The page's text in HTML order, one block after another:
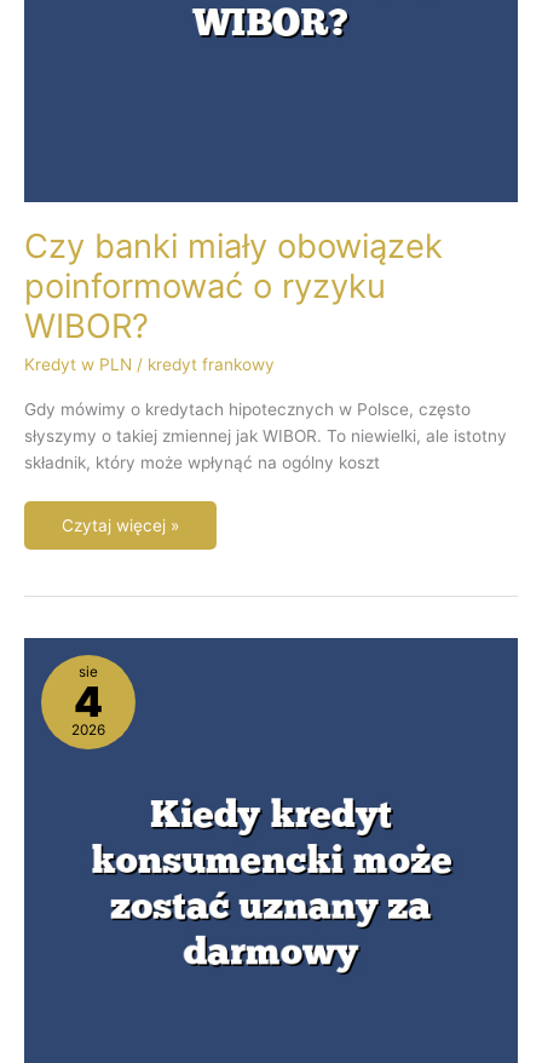
Czy banki miały obowiązek
poinformować o ryzyku
WIBOR?
Kredyt w PLN / kredyt frankowy
Gdy mówimy o kredytach hipotecznych w Polsce, często
słyszymy o takiej zmiennej jak WIBOR. To niewielki, ale istotny
składnik, który może wpłynąć na ogólny koszt
Czytaj więcej »
sie
4
2026
kredyt
konsumencki
może